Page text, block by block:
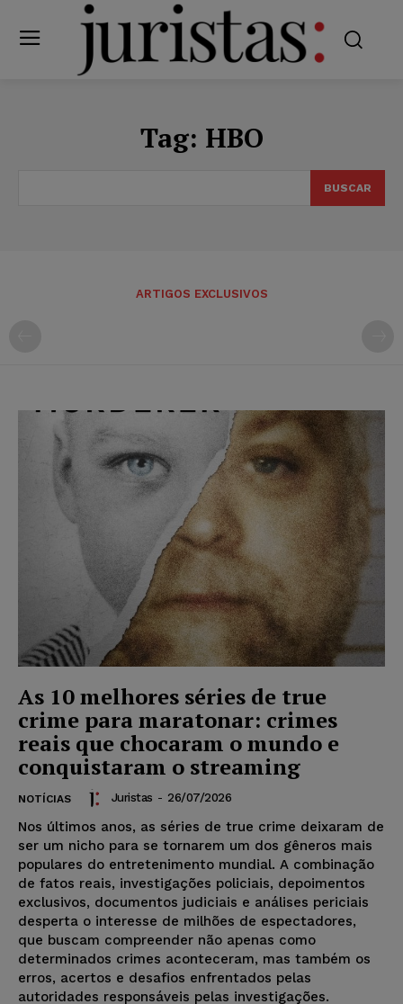
Tag: HBO
BUSCAR
ARTIGOS EXCLUSIVOS
As 10 melhores séries de true
crime para maratonar: crimes
reais que chocaram o mundo e
conquistaram o streaming
NOTÍCIAS Juristas - 26/07/2026
Nos últimos anos, as séries de true crime deixaram de
ser um nicho para se tornarem um dos gêneros mais
populares do entretenimento mundial. A combinação
de fatos reais, investigações policiais, depoimentos
exclusivos, documentos judiciais e análises periciais
desperta o interesse de milhões de espectadores,
que buscam compreender não apenas como
determinados crimes aconteceram, mas também os
erros, acertos e desafios enfrentados pelas
autoridades responsáveis pelas investigações.